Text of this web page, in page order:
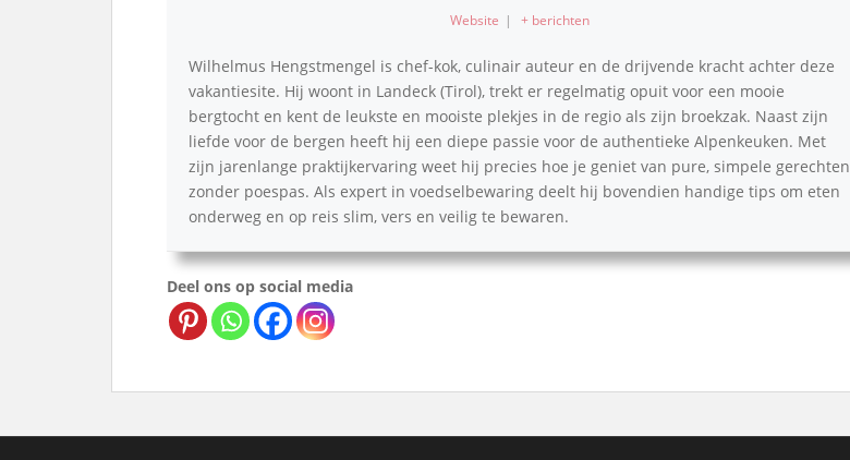
Website | + berichten
Wilhelmus Hengstmengel is chef-kok, culinair auteur en de drijvende kracht achter deze
vakantiesite. Hij woont in Landeck (Tirol), trekt er regelmatig opuit voor een mooie
bergtocht en kent de leukste en mooiste plekjes in de regio als zijn broekzak. Naast zijn
liefde voor de bergen heeft hij een diepe passie voor de authentieke Alpenkeuken. Met
zijn jarenlange praktijkervaring weet hij precies hoe je geniet van pure, simpele gerechten
zonder poespas. Als expert in voedselbewaring deelt hij bovendien handige tips om eten
onderweg en op reis slim, vers en veilig te bewaren.
Deel ons op social media